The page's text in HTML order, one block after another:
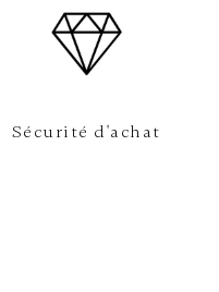
Sécurité d'achat